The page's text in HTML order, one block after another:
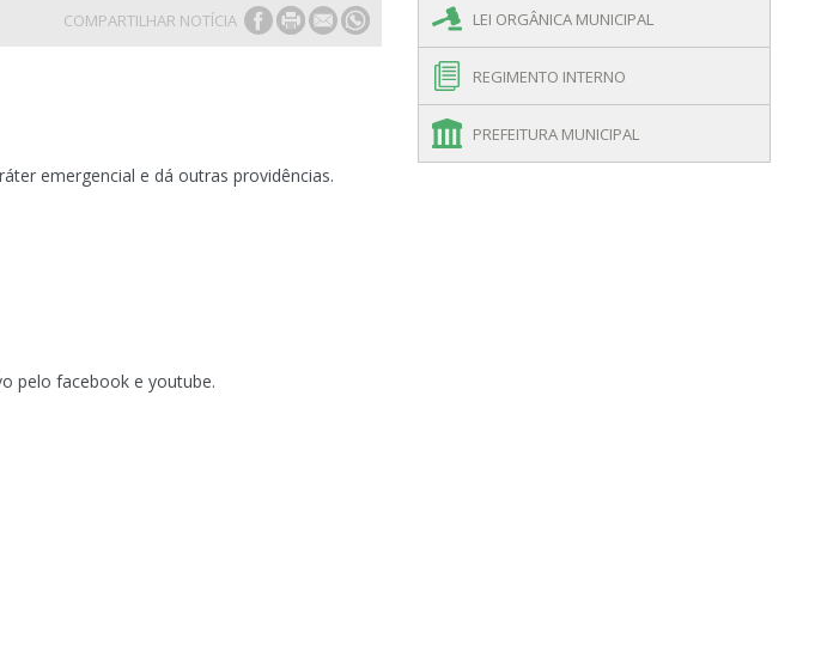
COMPARTILHAR NOTÍCIA
emergencial e dá outras providências.
pelo facebook e youtube.
LEI ORGÂNICA MUNICIPAL
REGIMENTO INTERNO
PREFEITURA MUNICIPAL